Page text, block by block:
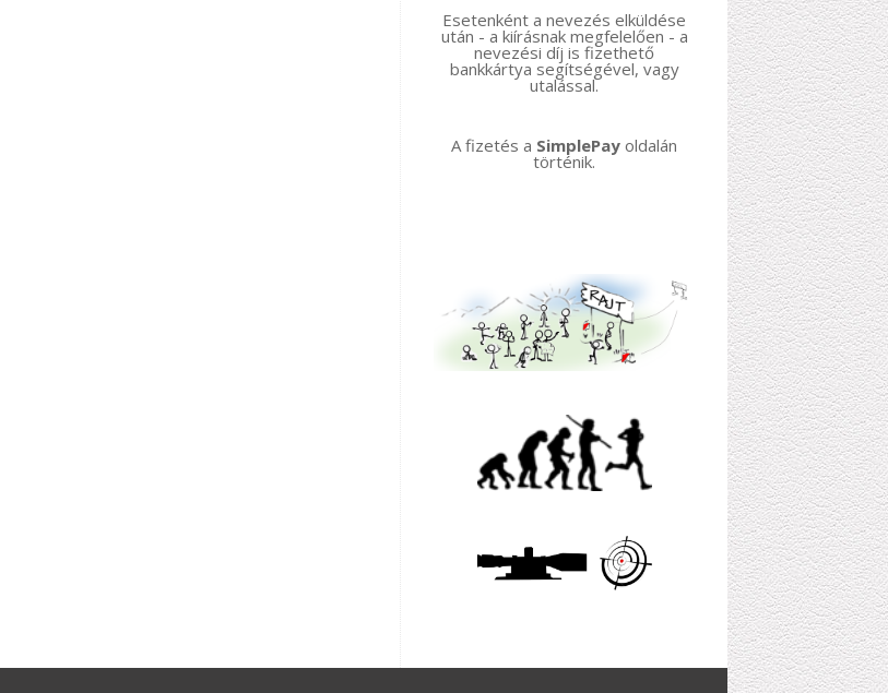
Esetenként a nevezés elküldése
után - a kiírásnak megfelelően - a
nevezési díj is fizethető
bankkártya segítségével, vagy
utalással.
A fizetés a SimplePay oldalán
történik.